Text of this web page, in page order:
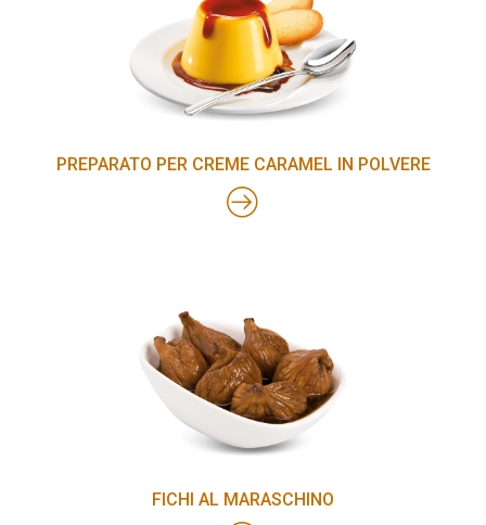
PREPARATO PER CREME CARAMEL IN POLVERE
FICHI AL MARASCHINO